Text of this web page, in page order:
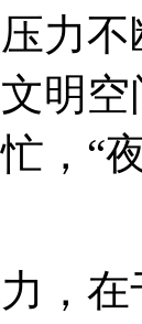
力
明
，“
在